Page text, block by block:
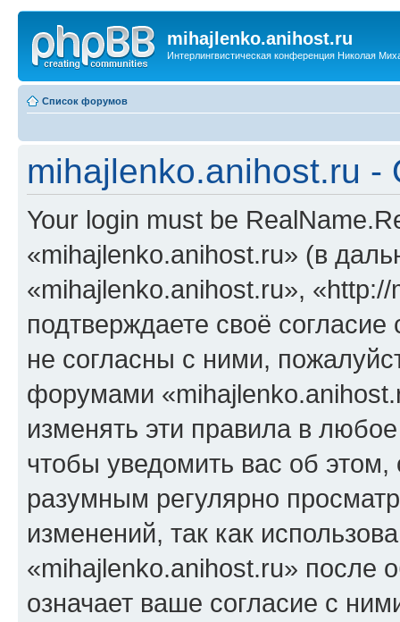
mihajlenko.anihost.ru
Интерлингвистическая конференция Николая
Список форумов
mihajlenko.anihost.ru
Your login must be
«mihajlenko.anihost.ru» (в
«mihajlenko.anihost.ru»,
подтверждаете своё
не согласны с ними,
форумами
изменять эти правила в
чтобы уведомить вас об
разумным регулярно
изменений, так как
«mihajlenko.anihost.ru» после
означает ваше согласие с